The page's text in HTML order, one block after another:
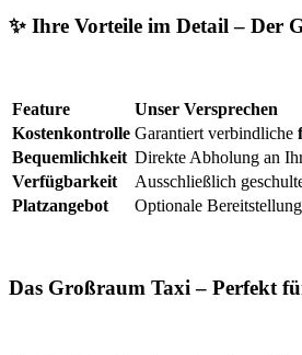
✨ Ihre Vorteile im Detail – Der
Feature Unser Versprechen
Kostenkontrolle Garantiert verbindliche
Bequemlichkeit Direkte Abholung an
Verfügbarkeit
Ausschließlich
Platzangebot
Optionale
Das Großraum Taxi– Perfekt